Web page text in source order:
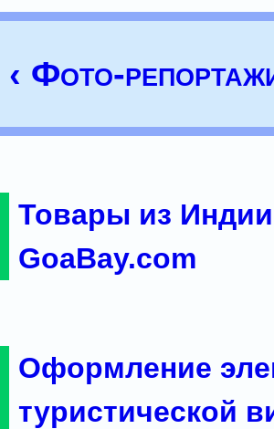
‹ Фото-
Товары из
GoaBay.com
Оформление
туристической